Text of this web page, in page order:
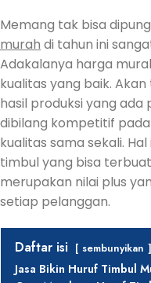
Memang tak bisa
murah di tahun ini
Adakalanya harga
kualitas yang baik.
hasil produksi yang ada
dibilang kompetitif
kualitas sama sekali.
timbul yang bisa
merupakan nilai plus
setiap pelanggan.
Daftar isi sembunyikan
Jasa Bikin Huruf Timbul